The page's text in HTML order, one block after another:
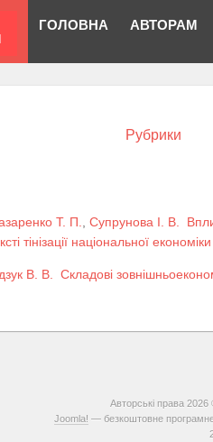
ГОЛОВНА АВТОРАМ
Рубрики
Т. П. Супрунова І. В.
тінізації національної
В. В. Складові
Авторські права
Joomla! — безкоштовне